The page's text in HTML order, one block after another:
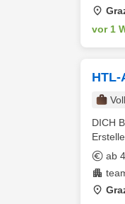
vor 1
DICH
ab